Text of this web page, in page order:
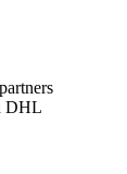
DHL